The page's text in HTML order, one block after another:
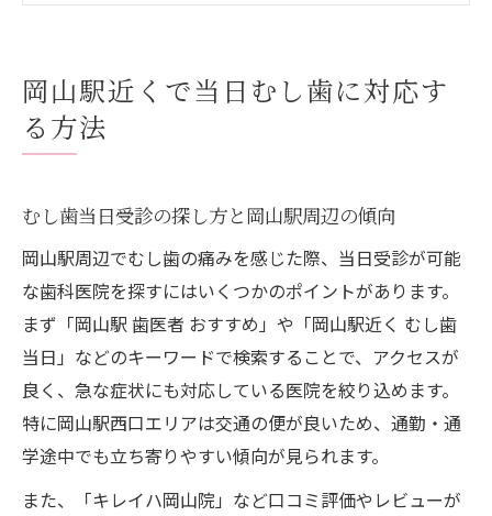
イント
岡山駅歯医者おすすめ情報とむし歯対策
むし歯で予約なし来院時の注意点と対処法
岡山駅周辺むし歯急患対応医院の受付事情
むし歯治療でいきなり歯医者へ行く前の確
認事項
当日診療を希望するむし歯患者の心得
むし歯で当日受診時にトラブルを避けるポ
イント
むし歯の急な痛み、当日受診のコツ
むし歯の急な痛みには当日受診が有効な理
岡山駅近くで当日むし歯に対応す
る方法
むし歯当日受診の探し方と岡山駅周辺の傾向
岡山駅周辺でむし歯の痛みを感じた際、当日受診が可能
な歯科医院を探すにはいくつかのポイントがあります。
まず「岡山駅 歯医者 おすすめ」や「岡山駅近く むし歯
当日」などのキーワードで検索することで、アクセスが
良く、急な症状にも対応している医院を絞り込めます。
特に岡山駅西口エリアは交通の便が良いため、通勤・通
学途中でも立ち寄りやすい傾向が見られます。
また、「キレイハ岡山院」など口コミ評価やレビューが